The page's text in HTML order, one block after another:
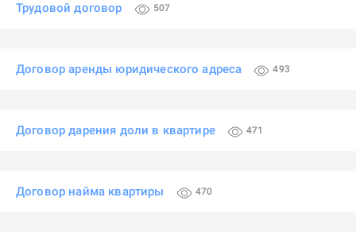
Трудовой договор 507
Договор аренды юридического адреса 493
Договор дарения доли в квартире 471
Договор найма квартиры 470